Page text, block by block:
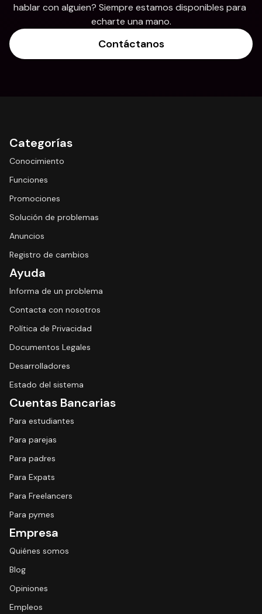
hablar con alguien? Siempre estamos disponibles para
echarte una mano.
Contáctanos
Categorías
Conocimiento
Funciones
Promociones
Solución de problemas
Anuncios
Registro de cambios
Ayuda
Informa de un problema
Contacta con nosotros
Política de Privacidad
Documentos Legales
Desarrolladores
Estado del sistema
Cuentas Bancarias
Para estudiantes
Para parejas
Para padres
Para Expats
Para Freelancers
Para pymes
Empresa
Quiénes somos
Blog
Opiniones
Empleos